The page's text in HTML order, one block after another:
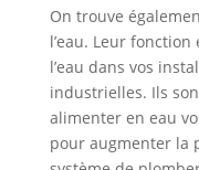
On trouve
l’eau. Leur
l’eau dans vos
industrielles. Ils
alimenter en eau
pour augmenter la